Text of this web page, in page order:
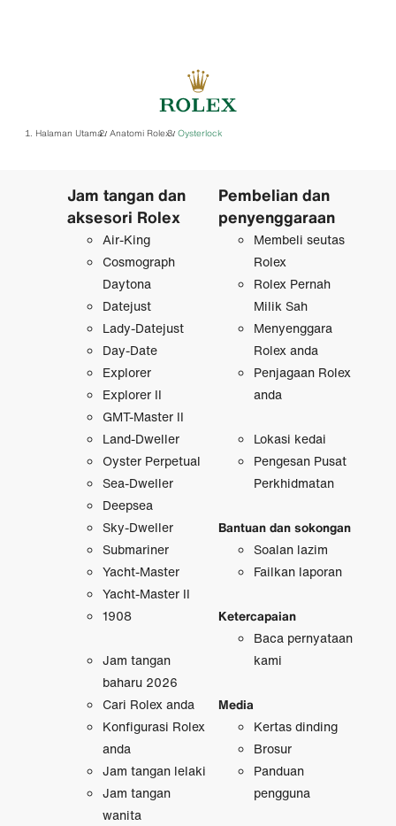
Halaman Utama/ Anatomi Rolex/ Oysterlock
Jam tangan dan
aksesori Rolex
Air-King
Cosmograph
Daytona
Datejust
Lady-Datejust
Day-Date
Explorer
Explorer II
GMT-Master II
Land-Dweller
Oyster Perpetual
Sea-Dweller
Deepsea
Sky-Dweller
Submariner
Yacht-Master
Yacht-Master II
1908
Jam tangan
baharu 2026
Cari Rolex anda
Konfigurasi Rolex
anda
Jam tangan lelaki
Jam tangan
wanita
Pembelian dan
penyenggaraan
Membeli seutas
Rolex
Rolex Pernah
Milik Sah
Menyenggara
Rolex anda
Penjagaan Rolex
anda
Lokasi kedai
Pengesan Pusat
Perkhidmatan
Bantuan dan sokongan
Soalan lazim
Failkan laporan
Ketercapaian
Baca pernyataan
kami
Media
Kertas dinding
Brosur
Panduan
pengguna